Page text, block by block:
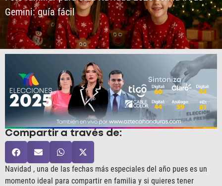
Gemini: guía fácil
Compartir a través de:
Navidad , una de las fechas más especiales del año pues es un
momento ideal para compartir en familia y si quieres tener